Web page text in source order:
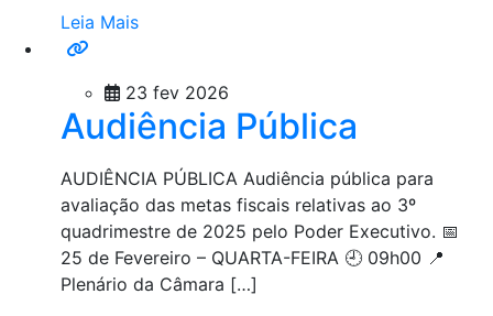
Leia Mais
23 fev 2026
Audiência Pública
AUDIÊNCIA PÚBLICA Audiência pública para
avaliação das metas fiscais relativas ao 3º
quadrimestre de 2025 pelo Poder Executivo. 📅
25 de Fevereiro – QUARTA-FEIRA 🕘 09h00 📍
Plenário da Câmara […]